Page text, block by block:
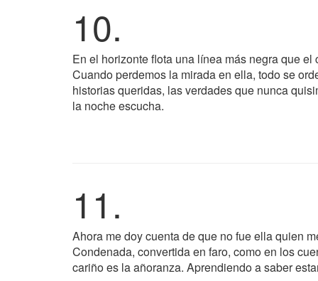
10.
En el horizonte flota una línea más negra que
Cuando perdemos la mirada en ella, todo se
historias queridas, las verdades que nunca
la noche escucha.
11.
Ahora me doy cuenta de que no fue ella quien
Condenada, convertida en faro, como en los
cariño es la añoranza. Aprendiendo a saber